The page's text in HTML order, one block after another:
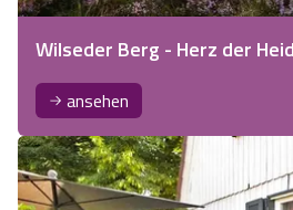
Wilseder Berg - Herz der
ansehen